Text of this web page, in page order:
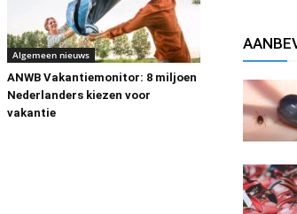
Algemeen nieuws
ANWB Vakantiemonitor: 8 miljoen
Nederlanders kiezen voor
vakantie